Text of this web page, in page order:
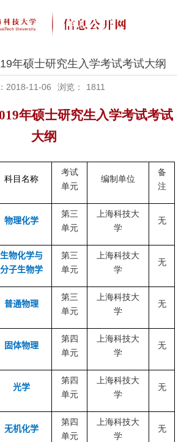
年硕士研究生入学考试考试大纲
2018-11-06 浏览： 1811
年硕士研究生入学考试考试
大纲
科目名称
考试
单元
编制单位
备
注
物理化学
第三
单元
上海科技大
学
无
生物化学与
分子生物学
第三
单元
上海科技大
学
无
普通物理
第三
单元
上海科技大
学
无
固体物理
第四
单元
上海科技大
学
无
光学
第四
单元
上海科技大
学
无
无机化学
第四
单元
上海科技大
学
无